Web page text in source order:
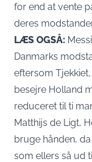
for end at vente
deres
LÆS OGSÅ:
Danmarks
eftersom
besejre Holland
reduceret til ti
Matthijs de Ligt,
bruge hånden,
som ellers så ud